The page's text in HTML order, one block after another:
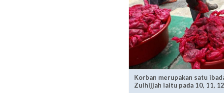
Korban merupakan satu
Zulhijjah iaitu pada 10, 11,